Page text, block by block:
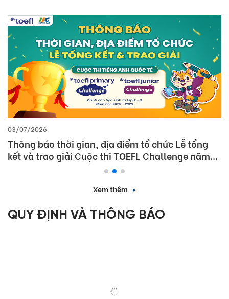
03/07/2026
Thông báo thời gian, địa điểm tổ chức Lễ tổng
kết và trao giải Cuộc thi TOEFL Challenge năm
Xem thêm
QUY ĐỊNH VÀ THÔNG BÁO